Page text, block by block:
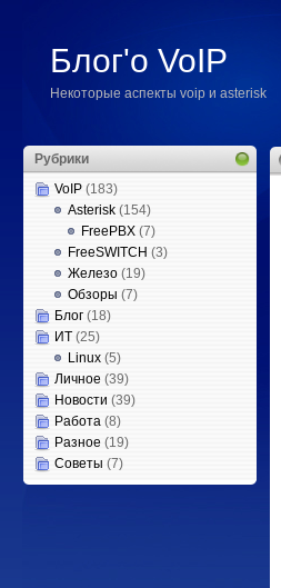
Блог'о VoIP
Некоторые аспекты voip и asterisk
Рубрики
VoIP (183)
Asterisk (154)
FreePBX (7)
FreeSWITCH (3)
Железо (19)
Обзоры (7)
Блог (18)
ИТ (25)
Linux (5)
Личное (39)
Новости (39)
Работа (8)
Разное (19)
Советы (7)